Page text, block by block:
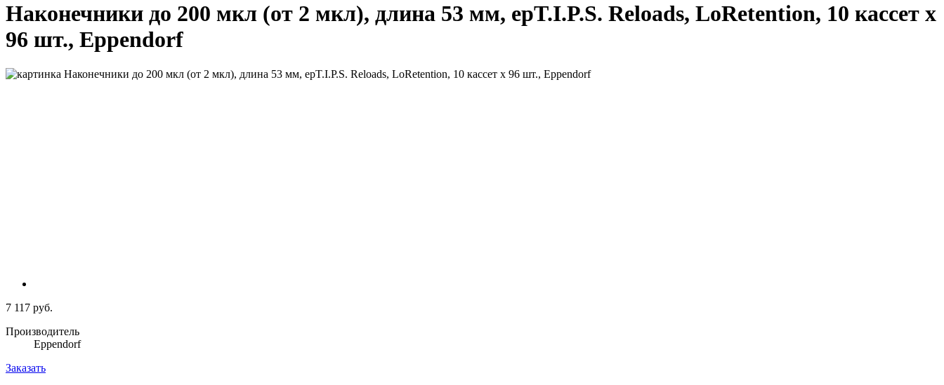
Наконечники до 200 мкл (от 2 мкл), длина 53 мм, epT.I.P.S. Reloads, LoRetention, 10 кассет х
96 шт., Eppendorf
7 117 руб.
Производитель
Eppendorf
Заказать